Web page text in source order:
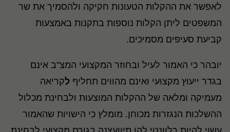
לאפשר את ההקלות הטעונות חקיקה ולהסמיך את שר
המשפטים ליתן הקלות נוספות בתקנות באמצעות
קביעת סעיפים מסמיכים.
יובהר כי האמור לעיל ובחוזר המקצועי המצ"ב אינם
בגדר ייעוץ מקצועי ואינם מהווים תחליף לקריאה
מעמיקה ומלאה של ההקלות המוצעות ולבחינת מכלול
ההשלכות הנגזרות מכוחן. מומלץ כי הישויות שהאמור